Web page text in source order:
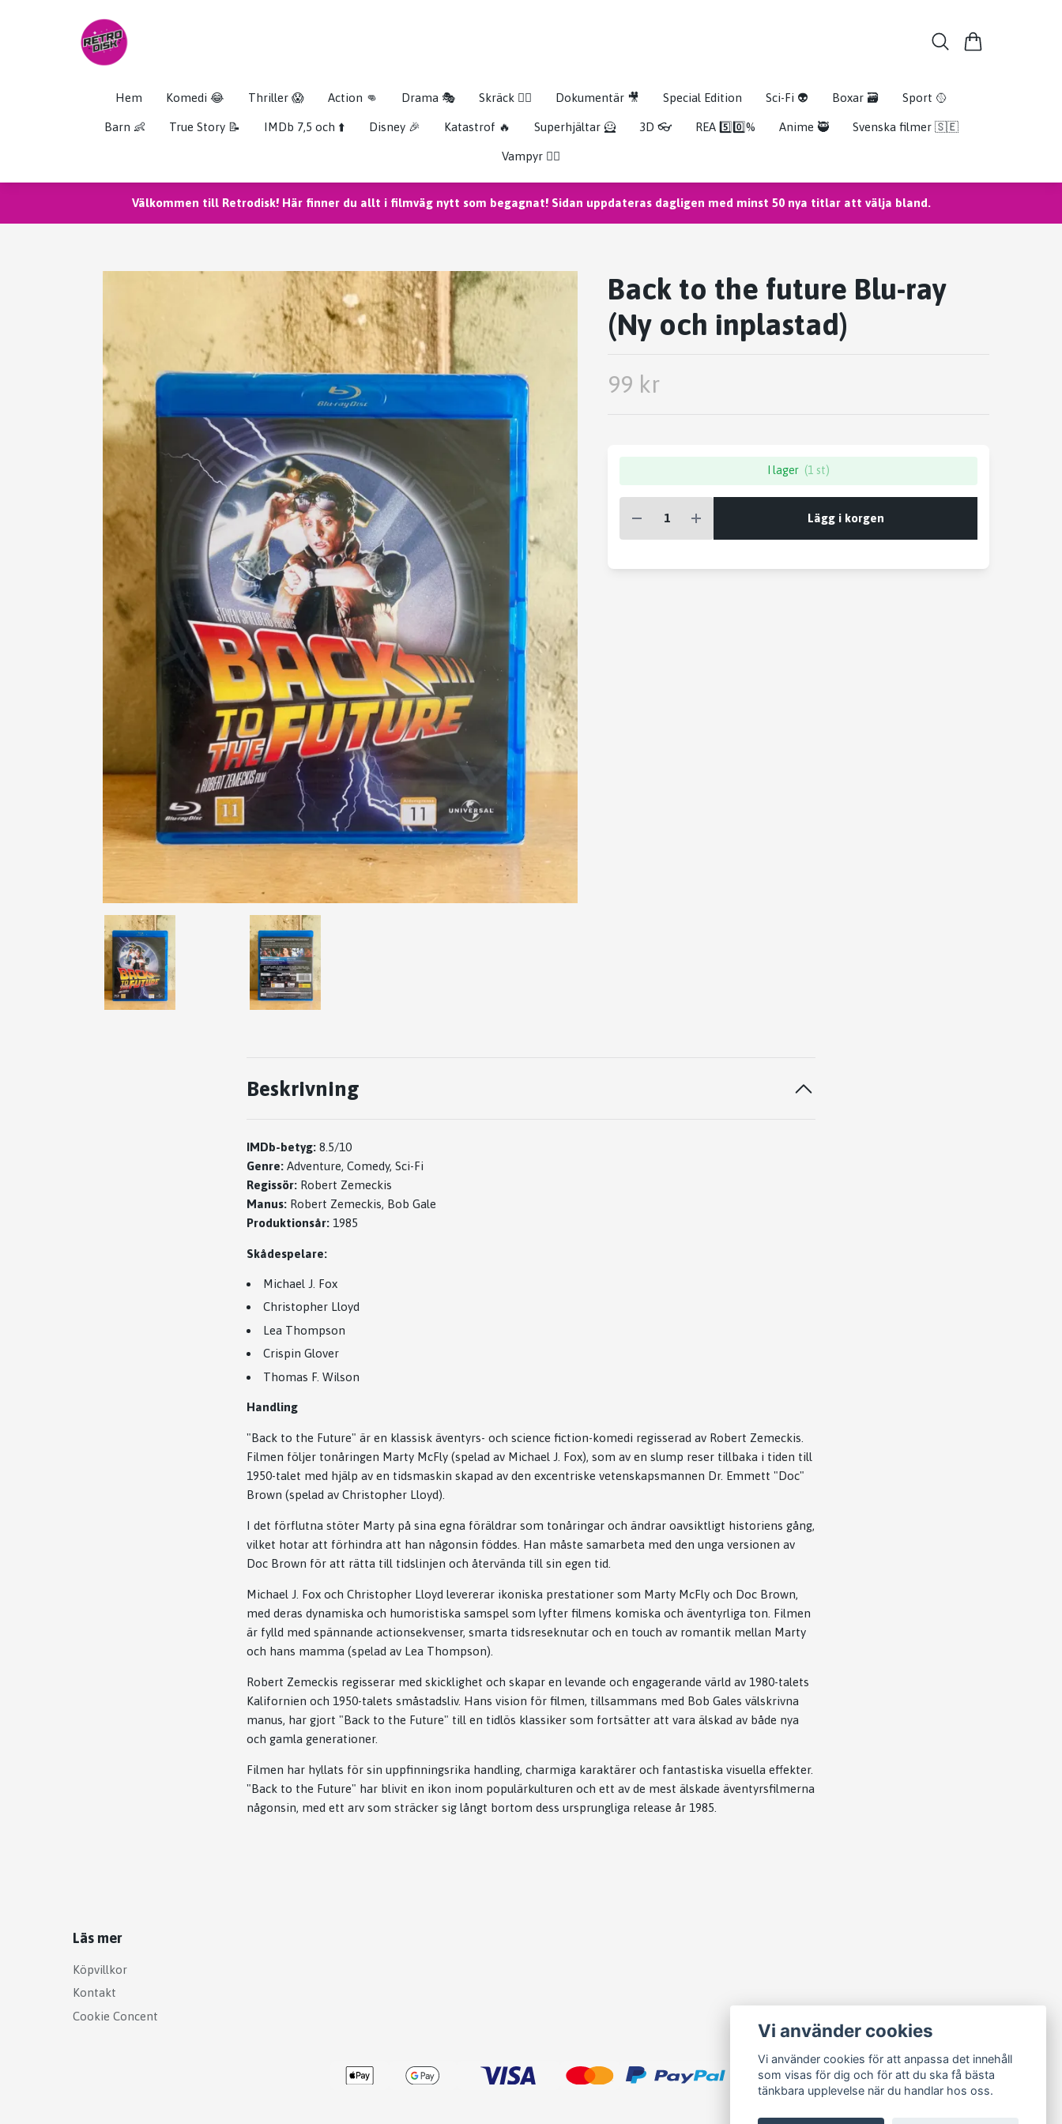
Hem Komedi 😂 Thriller 😱 Action 👊 Drama 🎭 Skräck 🧟‍♂️ Dokumentär 🎥 Special Edition Sci-Fi 👽 Boxar 🗃️ Sport 🥎
Barn 👶 True Story 📝 IMDb 7,5 och ⬆️ Disney 🎉 Katastrof 🔥 Superhjältar 🦸 3D 👓 REA 5️⃣0️⃣% Anime 🥷 Svenska filmer 🇸🇪
Vampyr 🧛‍♀️
Välkommen till Retrodisk! Här finner du allt i filmväg nytt som begagnat! Sidan uppdateras dagligen med minst 50 nya titlar att välja bland.
Back to the future Blu-ray
(Ny och inplastad)
99 kr
I lager (1 st)
Lägg i korgen
Beskrivning
IMDb-betyg: 8.5/10
Genre: Adventure, Comedy, Sci-Fi
Regissör: Robert Zemeckis
Manus: Robert Zemeckis, Bob Gale
Produktionsår: 1985
Skådespelare:
Michael J. Fox
Christopher Lloyd
Lea Thompson
Crispin Glover
Thomas F. Wilson
Handling
"Back to the Future" är en klassisk äventyrs- och science fiction-komedi regisserad av Robert Zemeckis.
Filmen följer tonåringen Marty McFly (spelad av Michael J. Fox), som av en slump reser tillbaka i tiden till
1950-talet med hjälp av en tidsmaskin skapad av den excentriske vetenskapsmannen Dr. Emmett "Doc"
Brown (spelad av Christopher Lloyd).
I det förflutna stöter Marty på sina egna föräldrar som tonåringar och ändrar oavsiktligt historiens gång,
vilket hotar att förhindra att han någonsin föddes. Han måste samarbeta med den unga versionen av
Doc Brown för att rätta till tidslinjen och återvända till sin egen tid.
Michael J. Fox och Christopher Lloyd levererar ikoniska prestationer som Marty McFly och Doc Brown,
med deras dynamiska och humoristiska samspel som lyfter filmens komiska och äventyrliga ton. Filmen
är fylld med spännande actionsekvenser, smarta tidsreseknutar och en touch av romantik mellan Marty
och hans mamma (spelad av Lea Thompson).
Robert Zemeckis regisserar med skicklighet och skapar en levande och engagerande värld av 1980-talets
Kalifornien och 1950-talets småstadsliv. Hans vision för filmen, tillsammans med Bob Gales välskrivna
manus, har gjort "Back to the Future" till en tidlös klassiker som fortsätter att vara älskad av både nya
och gamla generationer.
Filmen har hyllats för sin uppfinningsrika handling, charmiga karaktärer och fantastiska visuella effekter.
"Back to the Future" har blivit en ikon inom populärkulturen och ett av de mest älskade äventyrsfilmerna
någonsin, med ett arv som sträcker sig långt bortom dess ursprungliga release år 1985.
Läs mer
Köpvillkor
Kontakt
Cookie Concent
Vi använder cookies
Vi använder cookies för att anpassa det innehåll
som visas för dig och för att du ska få bästa
tänkbara upplevelse när du handlar hos oss.